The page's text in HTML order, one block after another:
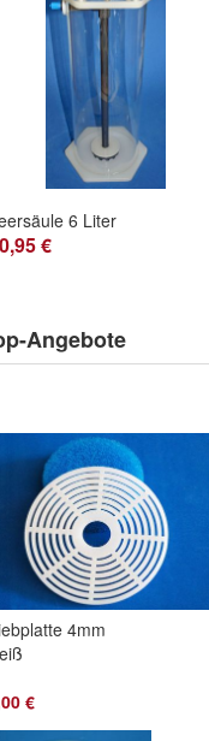
6 Liter
€
Angebote
4mm
€